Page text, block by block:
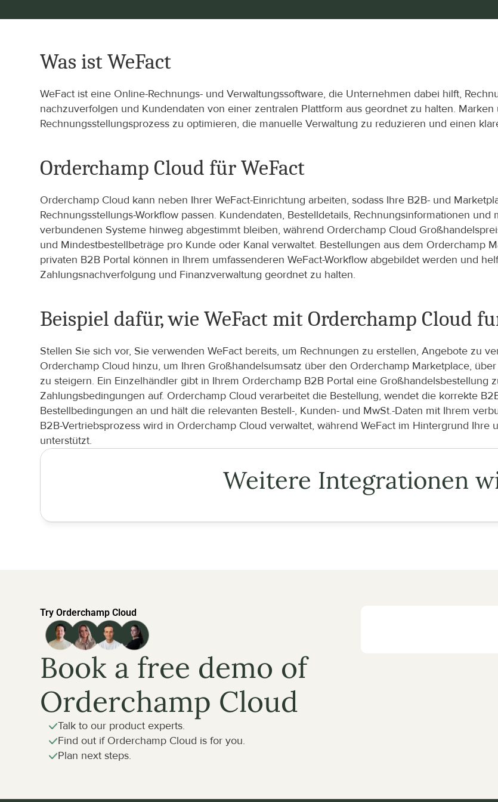
Was ist WeFact
WeFact ist eine Online-Rechnungs- und Verwaltungssoftware, die Unternehmen dabei hilft,
nachzuverfolgen und Kundendaten von einer zentralen Plattform aus geordnet zu halten.
Rechnungsstellungsprozess zu optimieren, die manuelle Verwaltung zu reduzieren und einen
Orderchamp Cloud für WeFact
Orderchamp Cloud kann neben Ihrer WeFact-Einrichtung arbeiten, sodass Ihre B2B- und
Rechnungsstellungs-Workflow passen. Kundendaten, Bestelldetails, Rechnungsinformationen
verbundenen Systeme hinweg abgestimmt bleiben, während Orderchamp Cloud
und Mindestbestellbeträge pro Kunde oder Kanal verwaltet. Bestellungen aus dem Orderchamp
privaten B2B Portal können in Ihrem umfassenderen WeFact-Workflow abgebildet werden und
Zahlungsnachverfolgung und Finanzverwaltung geordnet zu halten.
Beispiel dafür, wie WeFact mit Orderchamp Cloud
Stellen Sie sich vor, Sie verwenden WeFact bereits, um Rechnungen zu erstellen, Angebote zu
Orderchamp Cloud hinzu, um Ihren Großhandelsumsatz über den Orderchamp Marketplace,
zu steigern. Ein Einzelhändler gibt in Ihrem Orderchamp B2B Portal eine Großhandelsbestellung
Zahlungsbedingungen auf. Orderchamp Cloud verarbeitet die Bestellung, wendet die korrekte
Bestellbedingungen an und hält die relevanten Bestell-, Kunden- und MwSt.-Daten mit Ihrem
B2B-Vertriebsprozess wird in Orderchamp Cloud verwaltet, während WeFact im Hintergrund Ihre
unterstützt.
Weitere Integrationen
Try Orderchamp Cloud
Book a free demo of
Orderchamp Cloud
Talk to our product experts.
Find out if Orderchamp Cloud is for you.
Plan next steps.